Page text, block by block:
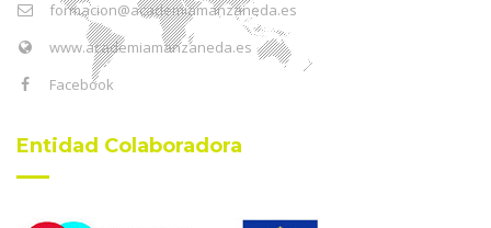
formacion@academiamanzaneda.es
www.academiamanzaneda.es
Facebook
Entidad Colaboradora